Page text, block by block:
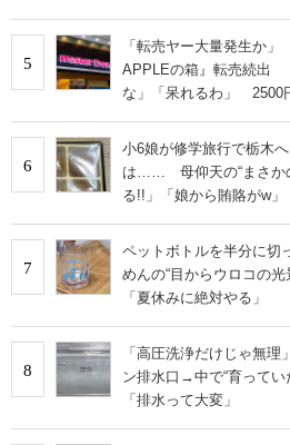
5
「転売ヤー大量発生か
APPLEの箱』転売続出
な」「呆れるわ」 2500
6
小6娘が修学旅行で栃木
は…… 母仰天の“まさか
る!!」「娘から賄賂がw」
7
ペットボトルを半分に
めんの“目からウロコの
「夏休みに絶対やる」
8
「高圧洗浄だけじゃ無
ン排水口→中で“育って
「排水って大変」